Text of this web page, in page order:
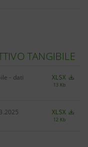
TANGIBILE
- dati
XLSX
13 Kb
XLSX
12 Kb